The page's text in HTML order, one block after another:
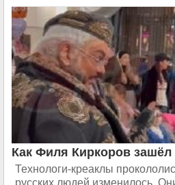
Как Филя Киркоров зашёл
Технологи-креаклы
русских людей изменилось.